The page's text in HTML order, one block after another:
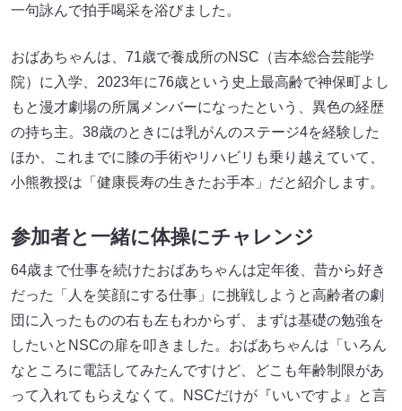
一句詠んで拍手喝采を浴びました。
おばあちゃんは、71歳で養成所のNSC（吉本総合芸能学
院）に入学、2023年に76歳という史上最高齢で神保町よし
もと漫才劇場の所属メンバーになったという、異色の経歴
の持ち主。38歳のときには乳がんのステージ4を経験した
ほか、これまでに膝の手術やリハビリも乗り越えていて、
小熊教授は「健康長寿の生きたお手本」だと紹介します。
参加者と一緒に体操にチャレンジ
64歳まで仕事を続けたおばあちゃんは定年後、昔から好き
だった「人を笑顔にする仕事」に挑戦しようと高齢者の劇
団に入ったものの右も左もわからず、まずは基礎の勉強を
したいとNSCの扉を叩きました。おばあちゃんは「いろん
なところに電話してみたんですけど、どこも年齢制限があ
って入れてもらえなくて。NSCだけが『いいですよ』と言